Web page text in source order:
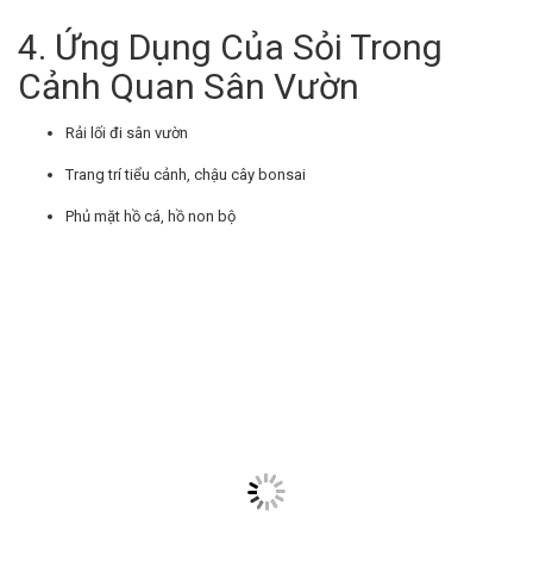
4. Ứng Dụng Của Sỏi Trong
Cảnh Quan Sân Vườn
Rải lối đi sân vườn
Trang trí tiểu cảnh, chậu cây bonsai
Phủ mặt hồ cá, hồ non bộ